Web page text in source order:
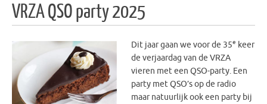
VRZA QSO party 2025
Dit jaar gaan we voor de 35e keer
de verjaardag van de VRZA
vieren met een QSO-party. Een
party met QSO’s op de radio
maar natuurlijk ook een party bij